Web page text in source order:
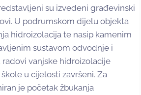
su izvedeni građevinski
U podrumskom dijelu objekta
hidroizolacija te nasip kamenim
sustavom odvodnje i
radovi vanjske hidroizolacije
u cijelosti završeni. Za
je početak žbukanja